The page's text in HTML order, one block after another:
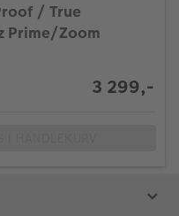
/ True
Prime/Zoom
3 299,-